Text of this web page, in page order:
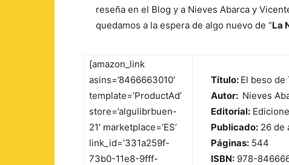
reseña en el Blog y a Nieves Abarca y
quedamos a la espera de algo nuevo de “La
[amazon_link
asins=’8466663010′
template=’ProductAd’
store=’algulibrbuen-
21′ marketplace=’ES’
link_id=’331a259f-
73b0-11e8-9fff-
Título: El beso de
Autor: Nieves
Editorial:
Publicado: 26 de
Páginas: 544
ISBN: 978-